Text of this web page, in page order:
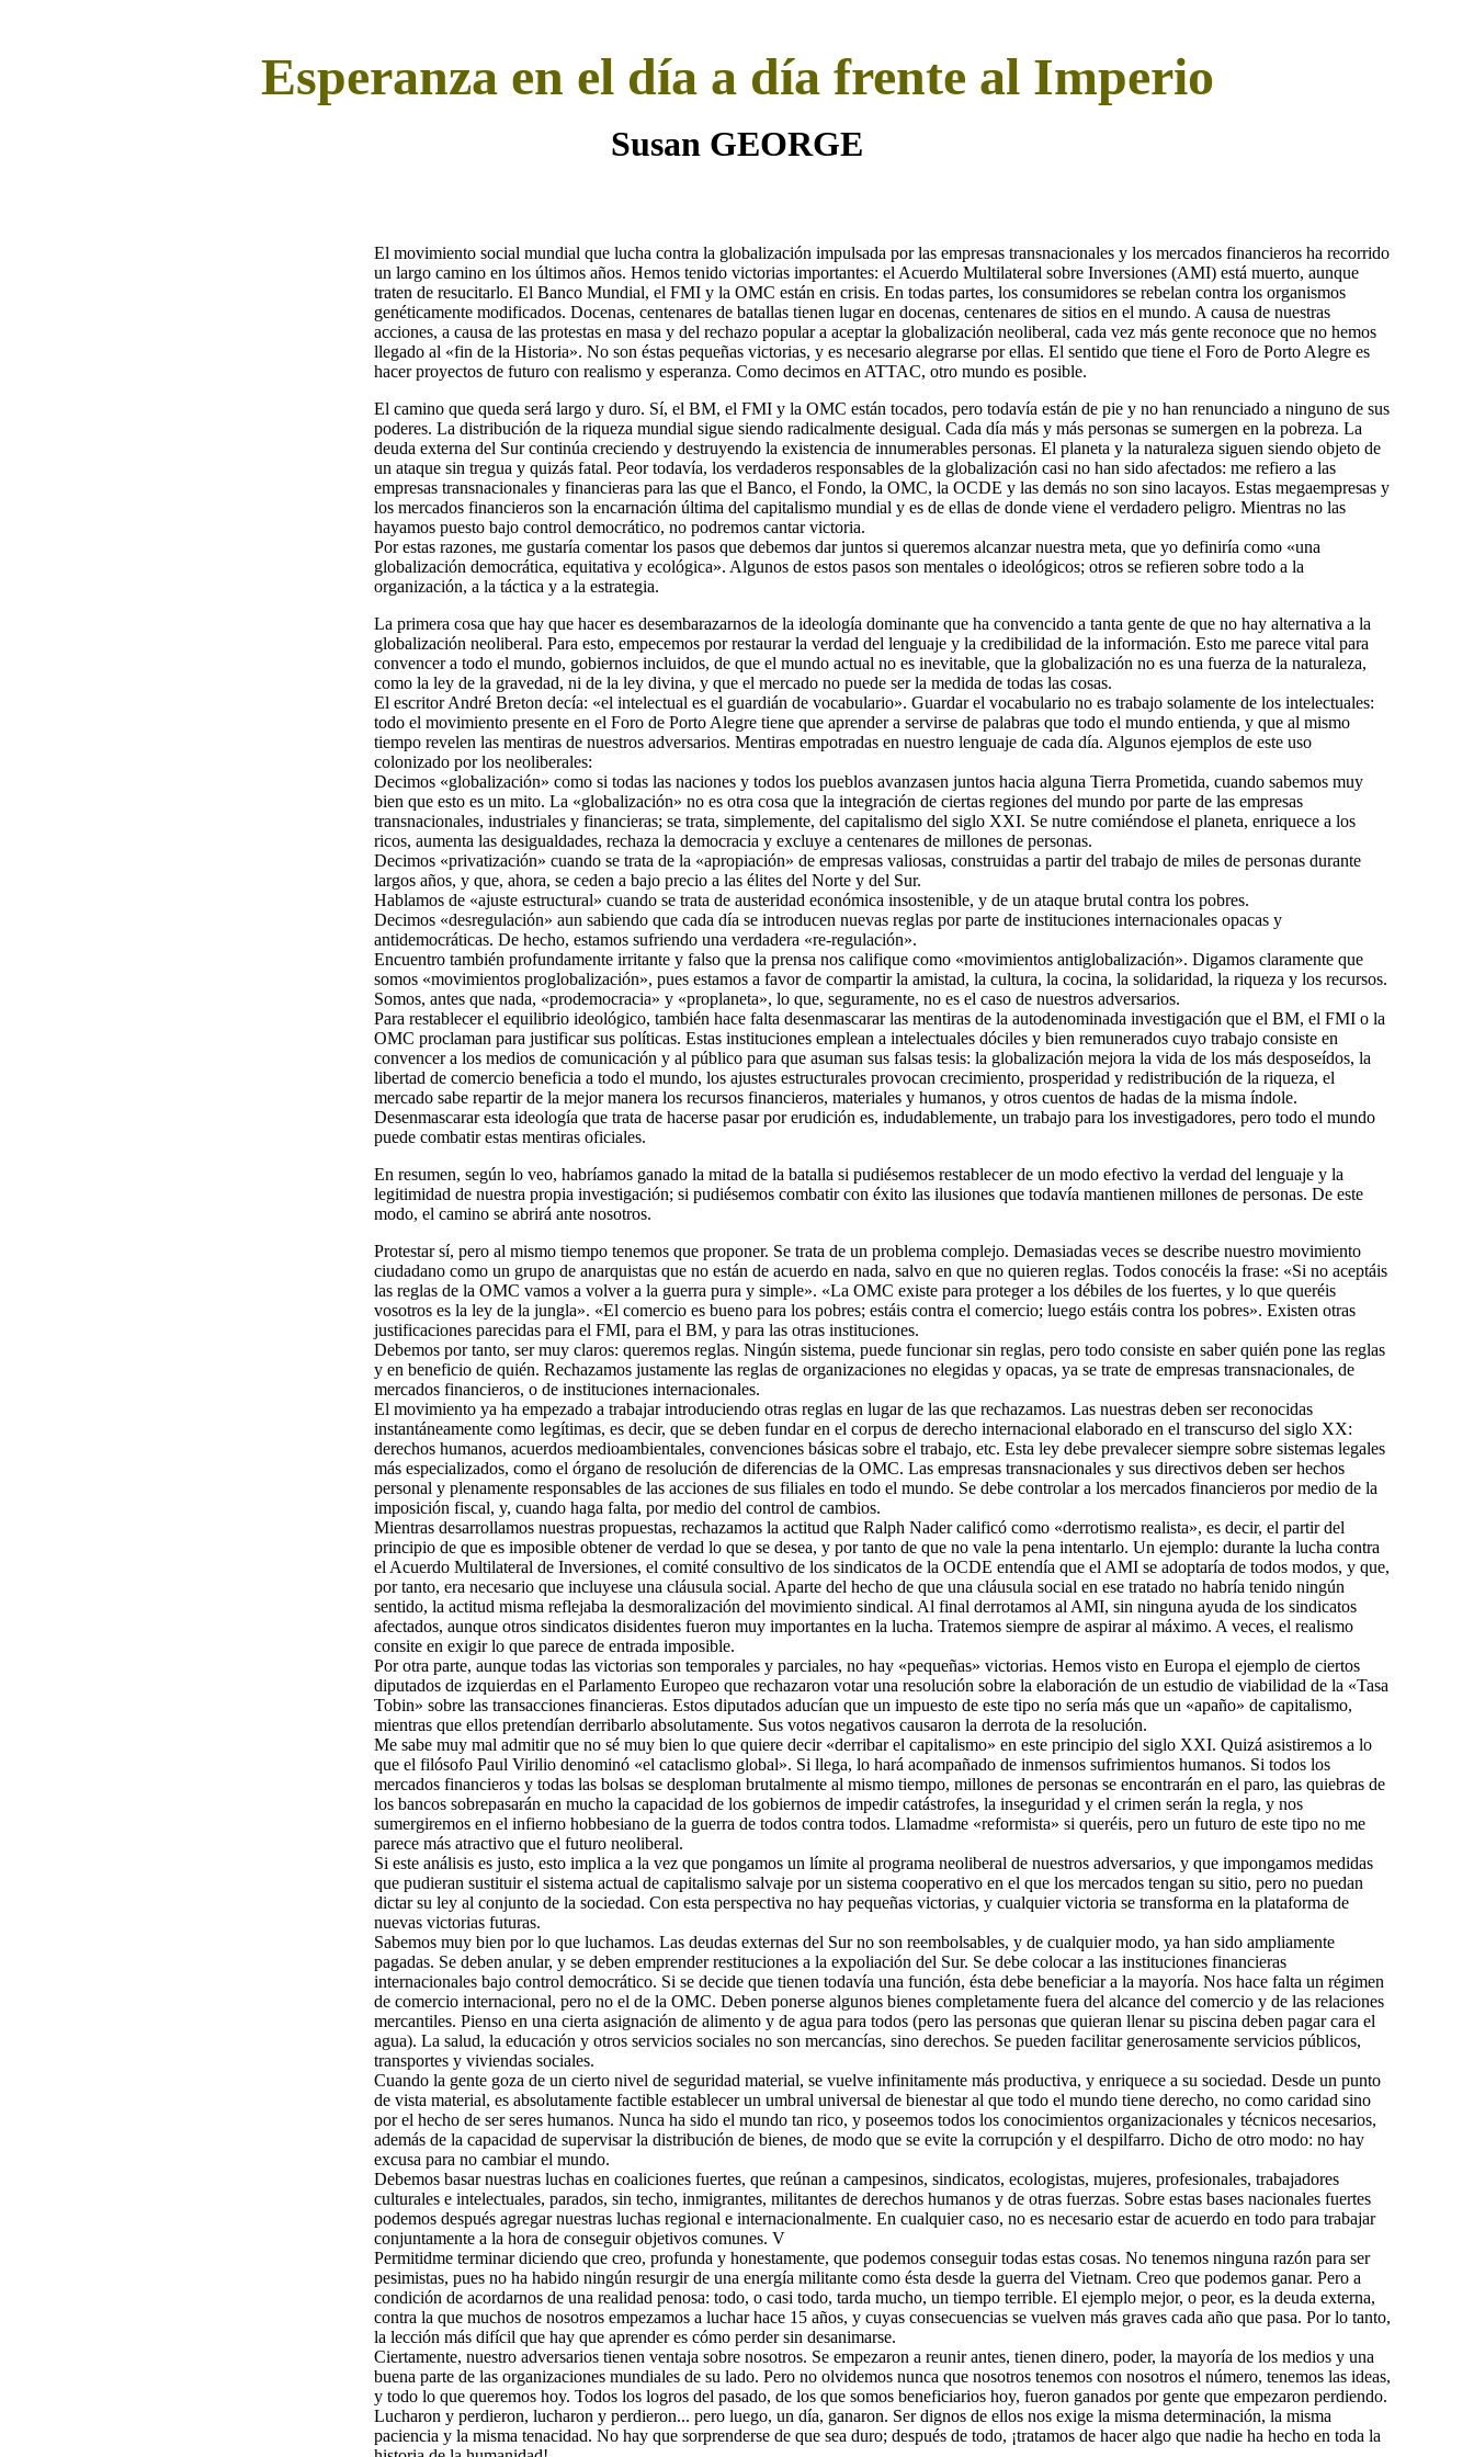
Esperanza en el día a día frente al Imperio
Susan GEORGE
El movimiento social mundial que lucha contra la globalización impulsada por las empresas transnacionales y los mercados financieros ha recorrido
un largo camino en los últimos años. Hemos tenido victorias importantes: el Acuerdo Multilateral sobre Inversiones (AMI) está muerto, aunque
traten de resucitarlo. El Banco Mundial, el FMI y la OMC están en crisis. En todas partes, los consumidores se rebelan contra los organismos
genéticamente modificados. Docenas, centenares de batallas tienen lugar en docenas, centenares de sitios en el mundo. A causa de nuestras
acciones, a causa de las protestas en masa y del rechazo popular a aceptar la globalización neoliberal, cada vez más gente reconoce que no hemos
llegado al «fin de la Historia». No son éstas pequeñas victorias, y es necesario alegrarse por ellas. El sentido que tiene el Foro de Porto Alegre es
hacer proyectos de futuro con realismo y esperanza. Como decimos en ATTAC, otro mundo es posible.
El camino que queda será largo y duro. Sí, el BM, el FMI y la OMC están tocados, pero todavía están de pie y no han renunciado a ninguno de sus
poderes. La distribución de la riqueza mundial sigue siendo radicalmente desigual. Cada día más y más personas se sumergen en la pobreza. La
deuda externa del Sur continúa creciendo y destruyendo la existencia de innumerables personas. El planeta y la naturaleza siguen siendo objeto de
un ataque sin tregua y quizás fatal. Peor todavía, los verdaderos responsables de la globalización casi no han sido afectados: me refiero a las
empresas transnacionales y financieras para las que el Banco, el Fondo, la OMC, la OCDE y las demás no son sino lacayos. Estas megaempresas y
los mercados financieros son la encarnación última del capitalismo mundial y es de ellas de donde viene el verdadero peligro. Mientras no las
hayamos puesto bajo control democrático, no podremos cantar victoria.
Por estas razones, me gustaría comentar los pasos que debemos dar juntos si queremos alcanzar nuestra meta, que yo definiría como «una
globalización democrática, equitativa y ecológica». Algunos de estos pasos son mentales o ideológicos; otros se refieren sobre todo a la
organización, a la táctica y a la estrategia.
La primera cosa que hay que hacer es desembarazarnos de la ideología dominante que ha convencido a tanta gente de que no hay alternativa a la
globalización neoliberal. Para esto, empecemos por restaurar la verdad del lenguaje y la credibilidad de la información. Esto me parece vital para
convencer a todo el mundo, gobiernos incluidos, de que el mundo actual no es inevitable, que la globalización no es una fuerza de la naturaleza,
como la ley de la gravedad, ni de la ley divina, y que el mercado no puede ser la medida de todas las cosas.
El escritor André Breton decía: «el intelectual es el guardián de vocabulario». Guardar el vocabulario no es trabajo solamente de los intelectuales:
todo el movimiento presente en el Foro de Porto Alegre tiene que aprender a servirse de palabras que todo el mundo entienda, y que al mismo
tiempo revelen las mentiras de nuestros adversarios. Mentiras empotradas en nuestro lenguaje de cada día. Algunos ejemplos de este uso
colonizado por los neoliberales:
Decimos «globalización» como si todas las naciones y todos los pueblos avanzasen juntos hacia alguna Tierra Prometida, cuando sabemos muy
bien que esto es un mito. La «globalización» no es otra cosa que la integración de ciertas regiones del mundo por parte de las empresas
transnacionales, industriales y financieras; se trata, simplemente, del capitalismo del siglo XXI. Se nutre comiéndose el planeta, enriquece a los
ricos, aumenta las desigualdades, rechaza la democracia y excluye a centenares de millones de personas.
Decimos «privatización» cuando se trata de la «apropiación» de empresas valiosas, construidas a partir del trabajo de miles de personas durante
largos años, y que, ahora, se ceden a bajo precio a las élites del Norte y del Sur.
Hablamos de «ajuste estructural» cuando se trata de austeridad económica insostenible, y de un ataque brutal contra los pobres.
Decimos «desregulación» aun sabiendo que cada día se introducen nuevas reglas por parte de instituciones internacionales opacas y
antidemocráticas. De hecho, estamos sufriendo una verdadera «re-regulación».
Encuentro también profundamente irritante y falso que la prensa nos califique como «movimientos antiglobalización». Digamos claramente que
somos «movimientos proglobalización», pues estamos a favor de compartir la amistad, la cultura, la cocina, la solidaridad, la riqueza y los recursos.
Somos, antes que nada, «prodemocracia» y «proplaneta», lo que, seguramente, no es el caso de nuestros adversarios.
Para restablecer el equilibrio ideológico, también hace falta desenmascarar las mentiras de la autodenominada investigación que el BM, el FMI o la
OMC proclaman para justificar sus políticas. Estas instituciones emplean a intelectuales dóciles y bien remunerados cuyo trabajo consiste en
convencer a los medios de comunicación y al público para que asuman sus falsas tesis: la globalización mejora la vida de los más desposeídos, la
libertad de comercio beneficia a todo el mundo, los ajustes estructurales provocan crecimiento, prosperidad y redistribución de la riqueza, el
mercado sabe repartir de la mejor manera los recursos financieros, materiales y humanos, y otros cuentos de hadas de la misma índole.
Desenmascarar esta ideología que trata de hacerse pasar por erudición es, indudablemente, un trabajo para los investigadores, pero todo el mundo
puede combatir estas mentiras oficiales.
En resumen, según lo veo, habríamos ganado la mitad de la batalla si pudiésemos restablecer de un modo efectivo la verdad del lenguaje y la
legitimidad de nuestra propia investigación; si pudiésemos combatir con éxito las ilusiones que todavía mantienen millones de personas. De este
modo, el camino se abrirá ante nosotros.
Protestar sí, pero al mismo tiempo tenemos que proponer. Se trata de un problema complejo. Demasiadas veces se describe nuestro movimiento
ciudadano como un grupo de anarquistas que no están de acuerdo en nada, salvo en que no quieren reglas. Todos conocéis la frase: «Si no aceptáis
las reglas de la OMC vamos a volver a la guerra pura y simple». «La OMC existe para proteger a los débiles de los fuertes, y lo que queréis
vosotros es la ley de la jungla». «El comercio es bueno para los pobres; estáis contra el comercio; luego estáis contra los pobres». Existen otras
justificaciones parecidas para el FMI, para el BM, y para las otras instituciones.
Debemos por tanto, ser muy claros: queremos reglas. Ningún sistema, puede funcionar sin reglas, pero todo consiste en saber quién pone las reglas
y en beneficio de quién. Rechazamos justamente las reglas de organizaciones no elegidas y opacas, ya se trate de empresas transnacionales, de
mercados financieros, o de instituciones internacionales.
El movimiento ya ha empezado a trabajar introduciendo otras reglas en lugar de las que rechazamos. Las nuestras deben ser reconocidas
instantáneamente como legítimas, es decir, que se deben fundar en el corpus de derecho internacional elaborado en el transcurso del siglo XX:
derechos humanos, acuerdos medioambientales, convenciones básicas sobre el trabajo, etc. Esta ley debe prevalecer siempre sobre sistemas legales
más especializados, como el órgano de resolución de diferencias de la OMC. Las empresas transnacionales y sus directivos deben ser hechos
personal y plenamente responsables de las acciones de sus filiales en todo el mundo. Se debe controlar a los mercados financieros por medio de la
imposición fiscal, y, cuando haga falta, por medio del control de cambios.
Mientras desarrollamos nuestras propuestas, rechazamos la actitud que Ralph Nader calificó como «derrotismo realista», es decir, el partir del
principio de que es imposible obtener de verdad lo que se desea, y por tanto de que no vale la pena intentarlo. Un ejemplo: durante la lucha contra
el Acuerdo Multilateral de Inversiones, el comité consultivo de los sindicatos de la OCDE entendía que el AMI se adoptaría de todos modos, y que,
por tanto, era necesario que incluyese una cláusula social. Aparte del hecho de que una cláusula social en ese tratado no habría tenido ningún
sentido, la actitud misma reflejaba la desmoralización del movimiento sindical. Al final derrotamos al AMI, sin ninguna ayuda de los sindicatos
afectados, aunque otros sindicatos disidentes fueron muy importantes en la lucha. Tratemos siempre de aspirar al máximo. A veces, el realismo
consite en exigir lo que parece de entrada imposible.
Por otra parte, aunque todas las victorias son temporales y parciales, no hay «pequeñas» victorias. Hemos visto en Europa el ejemplo de ciertos
diputados de izquierdas en el Parlamento Europeo que rechazaron votar una resolución sobre la elaboración de un estudio de viabilidad de la «Tasa
Tobin» sobre las transacciones financieras. Estos diputados aducían que un impuesto de este tipo no sería más que un «apaño» de capitalismo,
mientras que ellos pretendían derribarlo absolutamente. Sus votos negativos causaron la derrota de la resolución.
Me sabe muy mal admitir que no sé muy bien lo que quiere decir «derribar el capitalismo» en este principio del siglo XXI. Quizá asistiremos a lo
que el filósofo Paul Virilio denominó «el cataclismo global». Si llega, lo hará acompañado de inmensos sufrimientos humanos. Si todos los
mercados financieros y todas las bolsas se desploman brutalmente al mismo tiempo, millones de personas se encontrarán en el paro, las quiebras de
los bancos sobrepasarán en mucho la capacidad de los gobiernos de impedir catástrofes, la inseguridad y el crimen serán la regla, y nos
sumergiremos en el infierno hobbesiano de la guerra de todos contra todos. Llamadme «reformista» si queréis, pero un futuro de este tipo no me
parece más atractivo que el futuro neoliberal.
Si este análisis es justo, esto implica a la vez que pongamos un límite al programa neoliberal de nuestros adversarios, y que impongamos medidas
que pudieran sustituir el sistema actual de capitalismo salvaje por un sistema cooperativo en el que los mercados tengan su sitio, pero no puedan
dictar su ley al conjunto de la sociedad. Con esta perspectiva no hay pequeñas victorias, y cualquier victoria se transforma en la plataforma de
nuevas victorias futuras.
Sabemos muy bien por lo que luchamos. Las deudas externas del Sur no son reembolsables, y de cualquier modo, ya han sido ampliamente
pagadas. Se deben anular, y se deben emprender restituciones a la expoliación del Sur. Se debe colocar a las instituciones financieras
internacionales bajo control democrático. Si se decide que tienen todavía una función, ésta debe beneficiar a la mayoría. Nos hace falta un régimen
de comercio internacional, pero no el de la OMC. Deben ponerse algunos bienes completamente fuera del alcance del comercio y de las relaciones
mercantiles. Pienso en una cierta asignación de alimento y de agua para todos (pero las personas que quieran llenar su piscina deben pagar cara el
agua). La salud, la educación y otros servicios sociales no son mercancías, sino derechos. Se pueden facilitar generosamente servicios públicos,
transportes y viviendas sociales.
Cuando la gente goza de un cierto nivel de seguridad material, se vuelve infinitamente más productiva, y enriquece a su sociedad. Desde un punto
de vista material, es absolutamente factible establecer un umbral universal de bienestar al que todo el mundo tiene derecho, no como caridad sino
por el hecho de ser seres humanos. Nunca ha sido el mundo tan rico, y poseemos todos los conocimientos organizacionales y técnicos necesarios,
además de la capacidad de supervisar la distribución de bienes, de modo que se evite la corrupción y el despilfarro. Dicho de otro modo: no hay
excusa para no cambiar el mundo.
Debemos basar nuestras luchas en coaliciones fuertes, que reúnan a campesinos, sindicatos, ecologistas, mujeres, profesionales, trabajadores
culturales e intelectuales, parados, sin techo, inmigrantes, militantes de derechos humanos y de otras fuerzas. Sobre estas bases nacionales fuertes
podemos después agregar nuestras luchas regional e internacionalmente. En cualquier caso, no es necesario estar de acuerdo en todo para trabajar
conjuntamente a la hora de conseguir objetivos comunes. V
Permitidme terminar diciendo que creo, profunda y honestamente, que podemos conseguir todas estas cosas. No tenemos ninguna razón para ser
pesimistas, pues no ha habido ningún resurgir de una energía militante como ésta desde la guerra del Vietnam. Creo que podemos ganar. Pero a
condición de acordarnos de una realidad penosa: todo, o casi todo, tarda mucho, un tiempo terrible. El ejemplo mejor, o peor, es la deuda externa,
contra la que muchos de nosotros empezamos a luchar hace 15 años, y cuyas consecuencias se vuelven más graves cada año que pasa. Por lo tanto,
la lección más difícil que hay que aprender es cómo perder sin desanimarse.
Ciertamente, nuestro adversarios tienen ventaja sobre nosotros. Se empezaron a reunir antes, tienen dinero, poder, la mayoría de los medios y una
buena parte de las organizaciones mundiales de su lado. Pero no olvidemos nunca que nosotros tenemos con nosotros el número, tenemos las ideas,
y todo lo que queremos hoy. Todos los logros del pasado, de los que somos beneficiarios hoy, fueron ganados por gente que empezaron perdiendo.
Lucharon y perdieron, lucharon y perdieron... pero luego, un día, ganaron. Ser dignos de ellos nos exige la misma determinación, la misma
paciencia y la misma tenacidad. No hay que sorprenderse de que sea duro; después de todo, ¡tratamos de hacer algo que nadie ha hecho en toda la